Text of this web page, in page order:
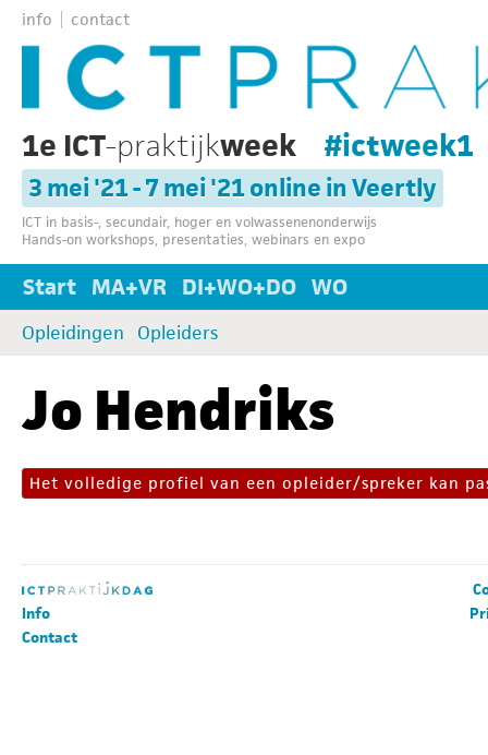
info contact
1e ICT-praktijkweek #ictweek1
3 mei '21 - 7 mei '21 online in Veertly
ICT in basis-, secundair, hoger en volwassenenonderwijs
Hands-on workshops, presentaties, webinars en expo
Start MA+VR DI+WO+DO WO
Opleidingen Opleiders
Jo Hendriks
Het volledige profiel van een opleider/spreker kan
Info
Contact